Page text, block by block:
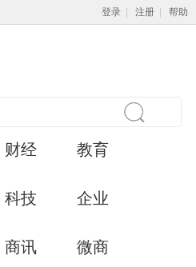
登录 注册 帮助
财经 教育
科技 企业
商讯 微商